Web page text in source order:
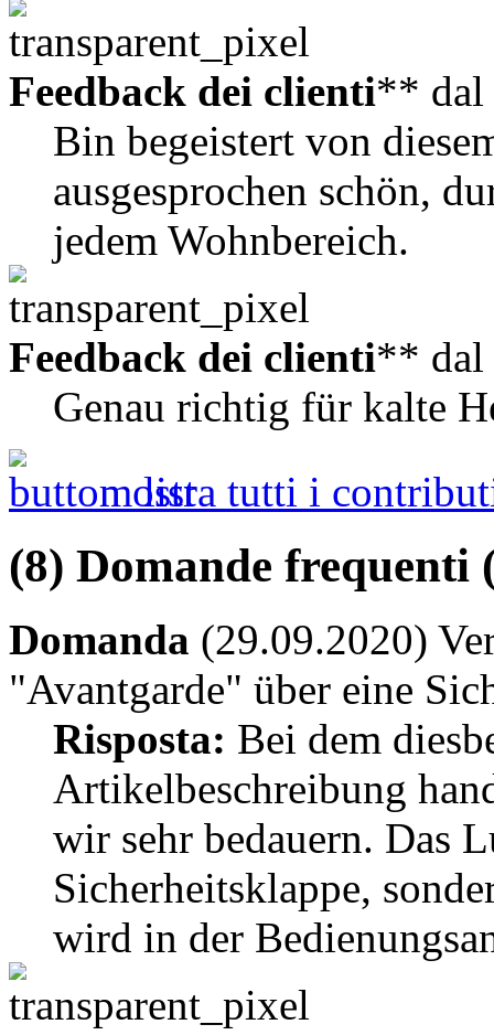
Feedback dei clienti** dal
Bin begeistert von
ausgesprochen schön,
jedem Wohnbereich.
Feedback dei clienti** dal
Genau richtig für kalte
mostra tutti i
(8) Domande
Domanda (29.09.2020)
"Avantgarde" über eine
Risposta: Bei dem
Artikelbeschreibung
wir sehr bedauern. Das
Sicherheitsklappe,
wird in der